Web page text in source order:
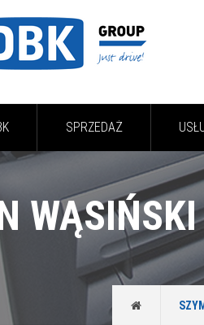
SPRZEDAŻ
WĄSIŃSKI